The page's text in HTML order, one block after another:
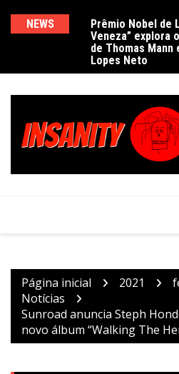
NEWS
Prêmio Nobel de
Veneza” explora
de Thomas
Lopes Neto
Página inicial 2021
Notícias
Sunroad anuncia Steph
novo álbum “Walking The